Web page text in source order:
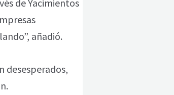
de Yacimientos
añadió.
desesperados,